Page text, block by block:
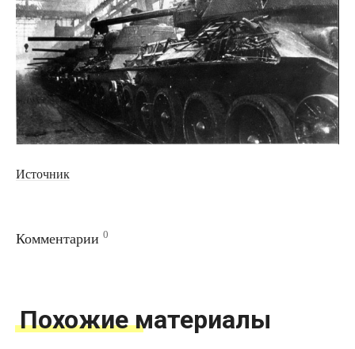
Источник
Комментарии 0
Похожие материалы